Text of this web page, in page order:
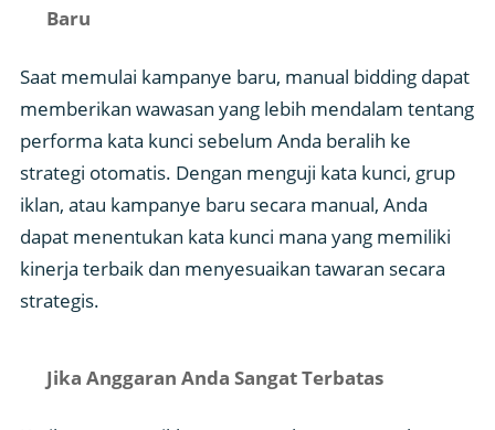
Baru
Saat memulai kampanye baru, manual bidding dapat
memberikan wawasan yang lebih mendalam tentang
performa kata kunci sebelum Anda beralih ke
strategi otomatis. Dengan menguji kata kunci, grup
iklan, atau kampanye baru secara manual, Anda
dapat menentukan kata kunci mana yang memiliki
kinerja terbaik dan menyesuaikan tawaran secara
strategis.
Jika Anggaran Anda Sangat Terbatas